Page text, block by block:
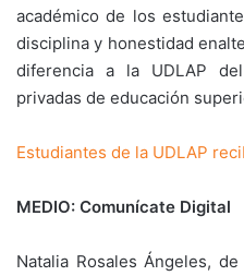
académico de los
disciplina y honestidad
diferencia a la UDLAP
privadas de educación
Estudiantes de la UDLAP
MEDIO: Comunícate Digital
Natalia Rosales Ángeles,